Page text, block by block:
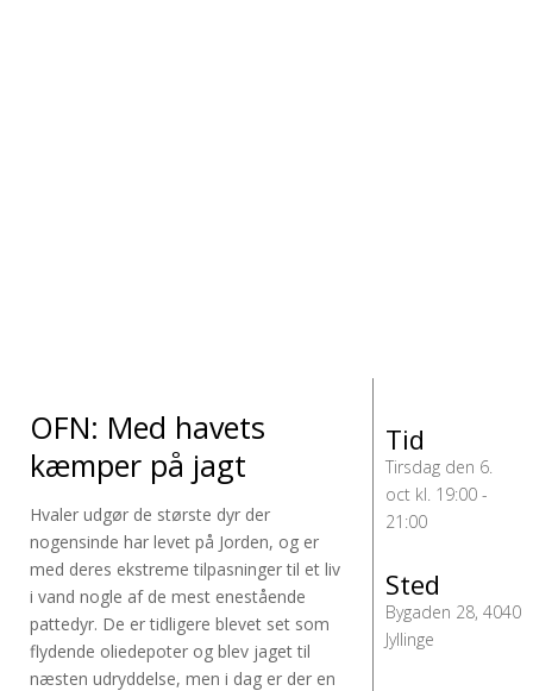
OFN: Med havets
kæmper på jagt
Hvaler udgør de største dyr der
nogensinde har levet på Jorden, og er
med deres ekstreme tilpasninger til et liv
i vand nogle af de mest enestående
pattedyr. De er tidligere blevet set som
flydende oliedepoter og blev jaget til
næsten udryddelse, men i dag er der en
Tid
Tirsdag den 6.
oct kl. 19:00 -
21:00
Sted
Bygaden 28, 4040
Jyllinge